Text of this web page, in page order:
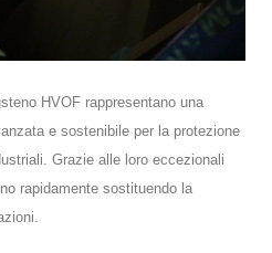
HVOF rappresentano una
e sostenibile per la protezione
Grazie alle loro eccezionali
rapidamente sostituendo la